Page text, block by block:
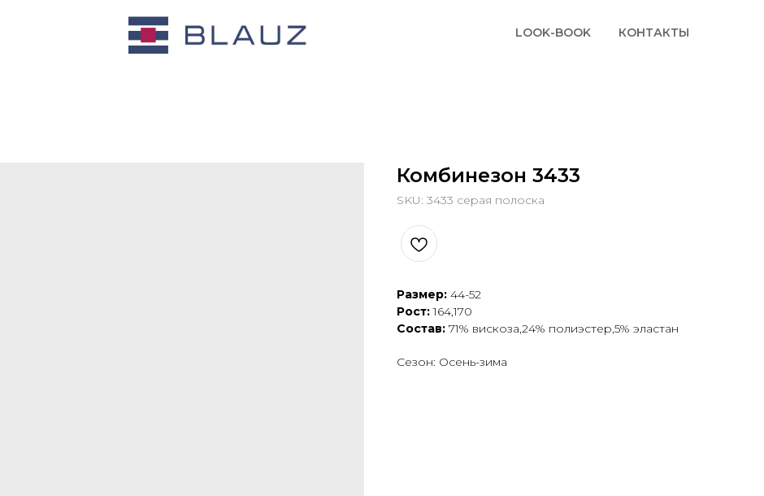
LOOK-BOOK КОНТАКТЫ
Комбинезон 3433
SKU: 3433 серая полоска
Размер: 44-52
Рост:164,170
Состав: 71% вискоза,24% полиэстер,5% эластан
Сезон: Осень-зима